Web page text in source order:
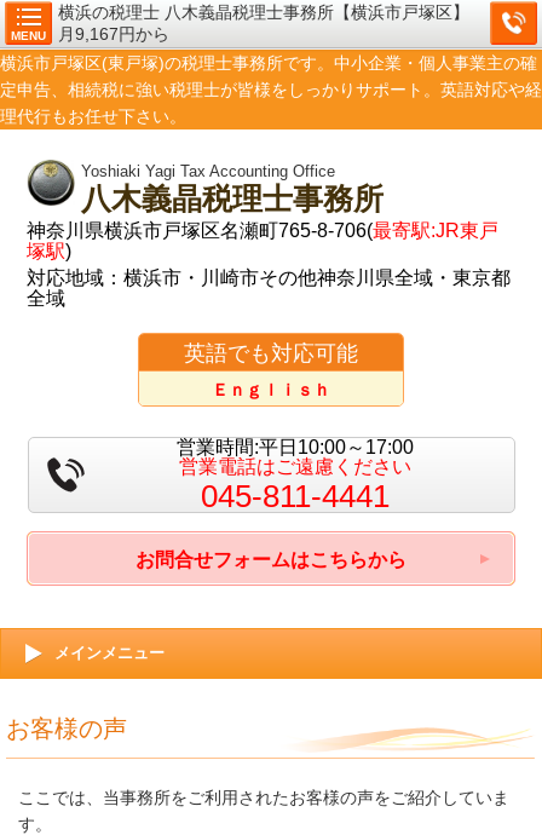
MENU
横浜の税理士 八木義晶税理士事務所【横浜市戸塚区】
月9,167円から
横浜市戸塚区(東戸塚)の税理士事務所です。中小企業・個人事業主の確
定申告、相続税に強い税理士が皆様をしっかりサポート。英語対応や経
理代行もお任せ下さい。
Yoshiaki Yagi Tax Accounting Office
八木義晶税理士事務所
神奈川県横浜市戸塚区名瀬町765-8-706(最寄駅:JR東戸
塚駅)
対応地域：横浜市・川崎市その他神奈川県全域・東京都
全域
英語でも対応可能
Ｅｎｇｌｉｓｈ
営業時間:平日10:00～17:00
営業電話はご遠慮ください
045-811-4441
お問合せフォームはこちらから
メインメニュー
お客様の声
ここでは、当事務所をご利用されたお客様の声をご紹介していま
す。